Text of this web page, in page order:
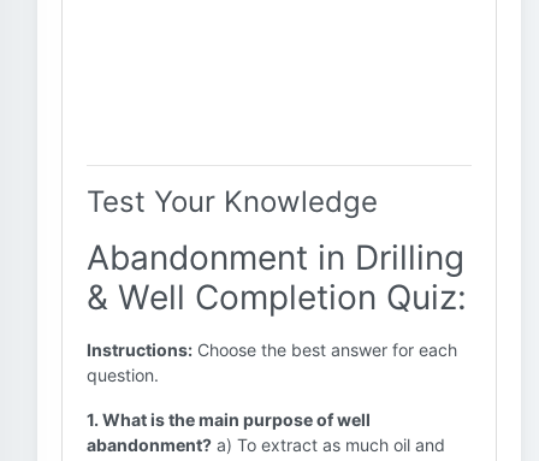
Test Your Knowledge
Abandonment in Drilling
& Well Completion Quiz:
Instructions: Choose the best answer for each
question.
1. What is the main purpose of well
abandonment? a) To extract as much oil and